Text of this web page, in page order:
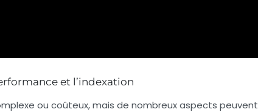
et l’indexation
ou coûteux, mais de nombreux aspects peuvent